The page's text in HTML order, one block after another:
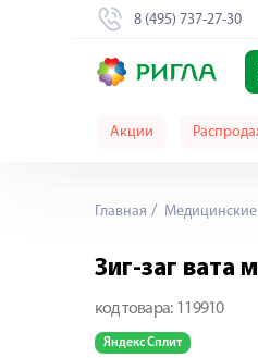
8 (495) 737-27-30
Акции
Главная Медицинские
Зиг-заг вата
код товара: 119910
Яндекс Сплит